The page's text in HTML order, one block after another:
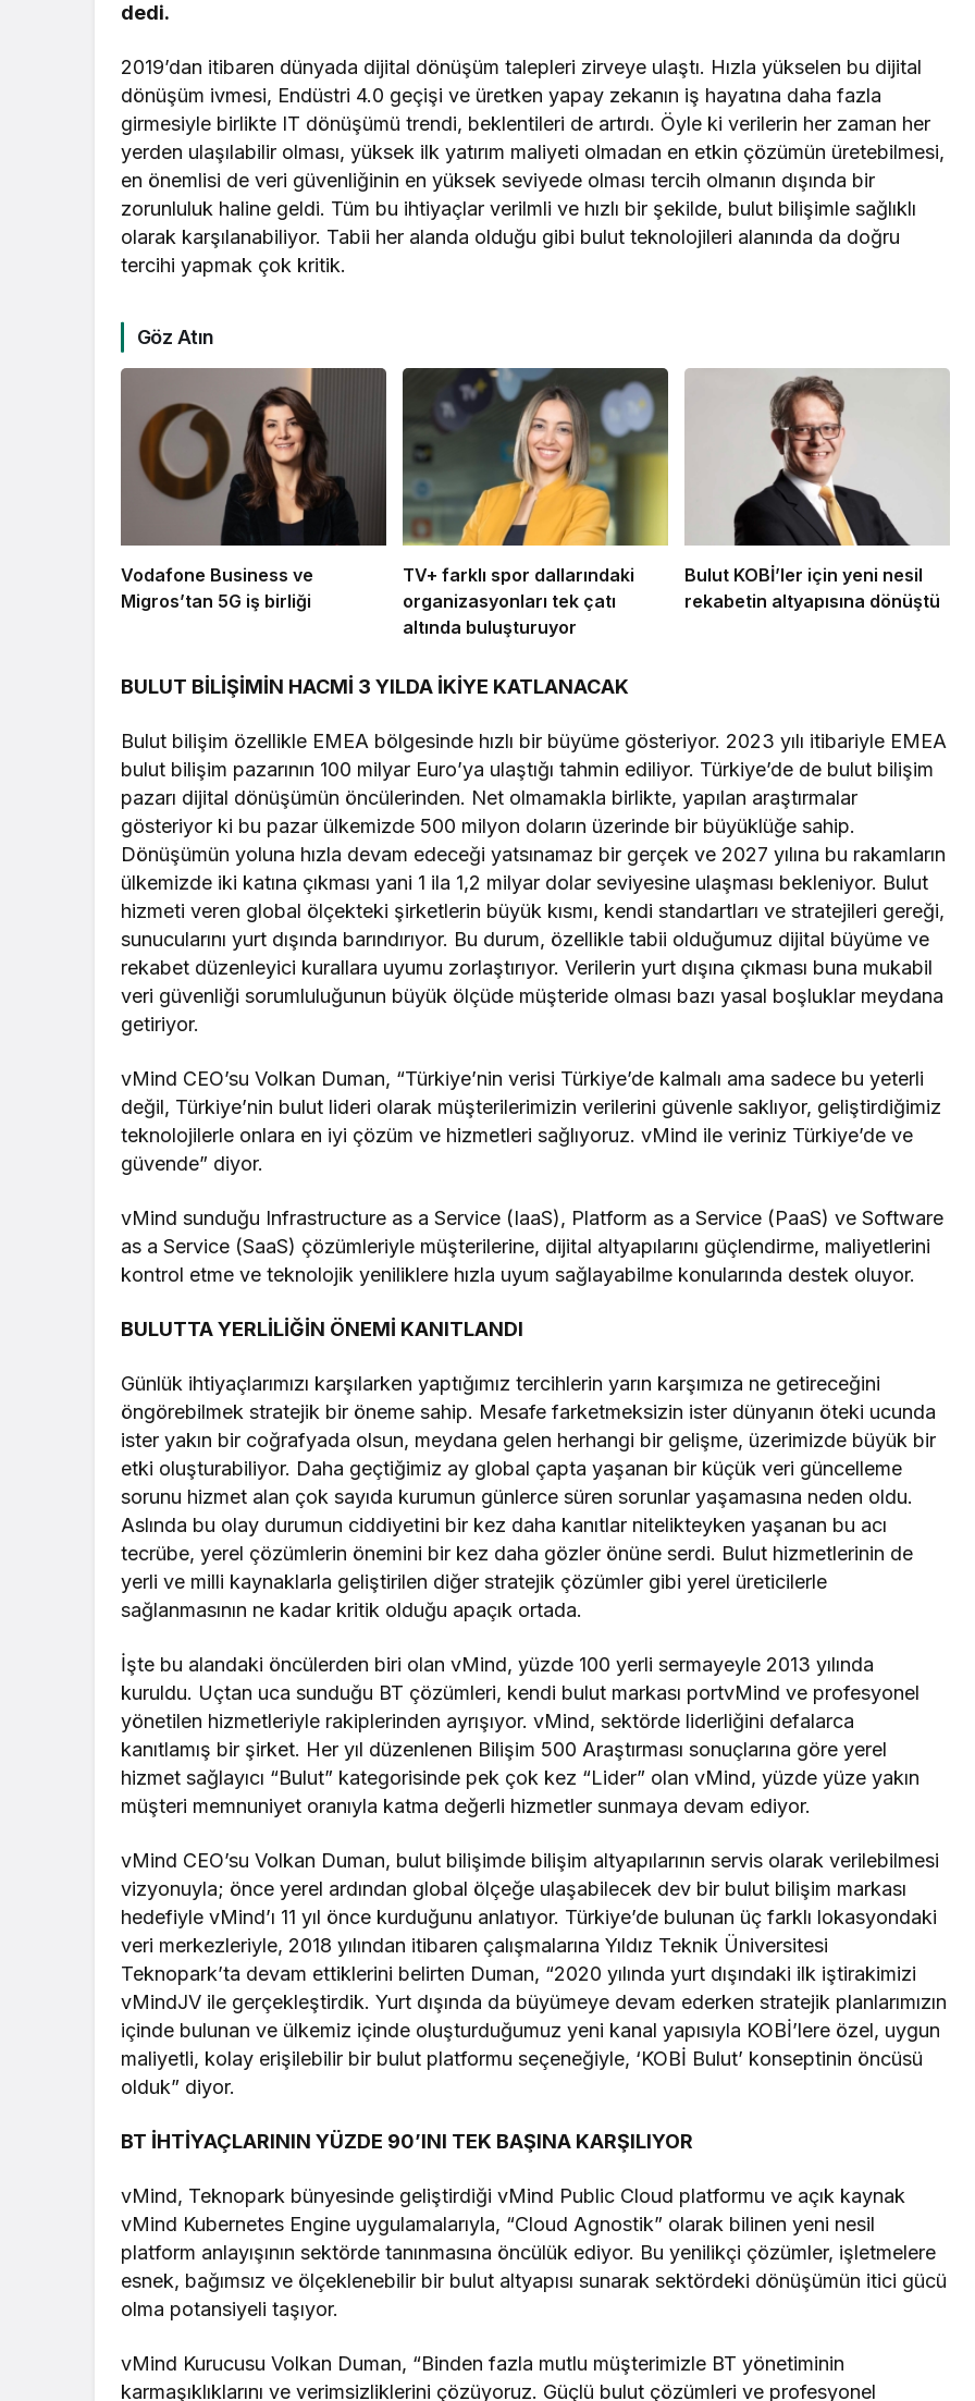
dedi.
2019’dan itibaren dünyada dijital dönüşüm talepleri zirveye ulaştı. Hızla yükselen bu dijital
dönüşüm ivmesi, Endüstri 4.0 geçişi ve üretken yapay zekanın iş hayatına daha fazla
girmesiyle birlikte IT dönüşümü trendi, beklentileri de artırdı. Öyle ki verilerin her zaman her
yerden ulaşılabilir olması, yüksek ilk yatırım maliyeti olmadan en etkin çözümün üretebilmesi,
en önemlisi de veri güvenliğinin en yüksek seviyede olması tercih olmanın dışında bir
zorunluluk haline geldi. Tüm bu ihtiyaçlar verilmli ve hızlı bir şekilde, bulut bilişimle sağlıklı
olarak karşılanabiliyor. Tabii her alanda olduğu gibi bulut teknolojileri alanında da doğru
tercihi yapmak çok kritik.
Göz Atın
Vodafone Business ve
Migros’tan 5G iş birliği
TV+ farklı spor dallarındaki
organizasyonları tek çatı
altında buluşturuyor
Bulut KOBİ’ler için yeni nesil
rekabetin altyapısına dönüştü
BULUT BİLİŞİMİN HACMİ 3 YILDA İKİYE KATLANACAK
Bulut bilişim özellikle EMEA bölgesinde hızlı bir büyüme gösteriyor. 2023 yılı itibariyle EMEA
bulut bilişim pazarının 100 milyar Euro’ya ulaştığı tahmin ediliyor. Türkiye’de de bulut bilişim
pazarı dijital dönüşümün öncülerinden. Net olmamakla birlikte, yapılan araştırmalar
gösteriyor ki bu pazar ülkemizde 500 milyon doların üzerinde bir büyüklüğe sahip.
Dönüşümün yoluna hızla devam edeceği yatsınamaz bir gerçek ve 2027 yılına bu rakamların
ülkemizde iki katına çıkması yani 1 ila 1,2 milyar dolar seviyesine ulaşması bekleniyor. Bulut
hizmeti veren global ölçekteki şirketlerin büyük kısmı, kendi standartları ve stratejileri gereği,
sunucularını yurt dışında barındırıyor. Bu durum, özellikle tabii olduğumuz dijital büyüme ve
rekabet düzenleyici kurallara uyumu zorlaştırıyor. Verilerin yurt dışına çıkması buna mukabil
veri güvenliği sorumluluğunun büyük ölçüde müşteride olması bazı yasal boşluklar meydana
getiriyor.
vMind CEO’su Volkan Duman, “Türkiye’nin verisi Türkiye’de kalmalı ama sadece bu yeterli
değil, Türkiye’nin bulut lideri olarak müşterilerimizin verilerini güvenle saklıyor, geliştirdiğimiz
teknolojilerle onlara en iyi çözüm ve hizmetleri sağlıyoruz. vMind ile veriniz Türkiye’de ve
güvende” diyor.
vMind sunduğu Infrastructure as a Service (IaaS), Platform as a Service (PaaS) ve Software
as a Service (SaaS) çözümleriyle müşterilerine, dijital altyapılarını güçlendirme, maliyetlerini
kontrol etme ve teknolojik yeniliklere hızla uyum sağlayabilme konularında destek oluyor.
BULUTTA YERLİLİĞİN ÖNEMİ KANITLANDI
Günlük ihtiyaçlarımızı karşılarken yaptığımız tercihlerin yarın karşımıza ne getireceğini
öngörebilmek stratejik bir öneme sahip. Mesafe farketmeksizin ister dünyanın öteki ucunda
ister yakın bir coğrafyada olsun, meydana gelen herhangi bir gelişme, üzerimizde büyük bir
etki oluşturabiliyor. Daha geçtiğimiz ay global çapta yaşanan bir küçük veri güncelleme
sorunu hizmet alan çok sayıda kurumun günlerce süren sorunlar yaşamasına neden oldu.
Aslında bu olay durumun ciddiyetini bir kez daha kanıtlar nitelikteyken yaşanan bu acı
tecrübe, yerel çözümlerin önemini bir kez daha gözler önüne serdi. Bulut hizmetlerinin de
yerli ve milli kaynaklarla geliştirilen diğer stratejik çözümler gibi yerel üreticilerle
sağlanmasının ne kadar kritik olduğu apaçık ortada.
İşte bu alandaki öncülerden biri olan vMind, yüzde 100 yerli sermayeyle 2013 yılında
kuruldu. Uçtan uca sunduğu BT çözümleri, kendi bulut markası portvMind ve profesyonel
yönetilen hizmetleriyle rakiplerinden ayrışıyor. vMind, sektörde liderliğini defalarca
kanıtlamış bir şirket. Her yıl düzenlenen Bilişim 500 Araştırması sonuçlarına göre yerel
hizmet sağlayıcı “Bulut” kategorisinde pek çok kez “Lider” olan vMind, yüzde yüze yakın
müşteri memnuniyet oranıyla katma değerli hizmetler sunmaya devam ediyor.
vMind CEO’su Volkan Duman, bulut bilişimde bilişim altyapılarının servis olarak verilebilmesi
vizyonuyla; önce yerel ardından global ölçeğe ulaşabilecek dev bir bulut bilişim markası
hedefiyle vMind’ı 11 yıl önce kurduğunu anlatıyor. Türkiye’de bulunan üç farklı lokasyondaki
veri merkezleriyle, 2018 yılından itibaren çalışmalarına Yıldız Teknik Üniversitesi
Teknopark’ta devam ettiklerini belirten Duman, “2020 yılında yurt dışındaki ilk iştirakimizi
vMindJV ile gerçekleştirdik. Yurt dışında da büyümeye devam ederken stratejik planlarımızın
içinde bulunan ve ülkemiz içinde oluşturduğumuz yeni kanal yapısıyla KOBİ’lere özel, uygun
maliyetli, kolay erişilebilir bir bulut platformu seçeneğiyle, ‘KOBİ Bulut’ konseptinin öncüsü
olduk” diyor.
BT İHTİYAÇLARININ YÜZDE 90’INI TEK BAŞINA KARŞILIYOR
vMind, Teknopark bünyesinde geliştirdiği vMind Public Cloud platformu ve açık kaynak
vMind Kubernetes Engine uygulamalarıyla, “Cloud Agnostik” olarak bilinen yeni nesil
platform anlayışının sektörde tanınmasına öncülük ediyor. Bu yenilikçi çözümler, işletmelere
esnek, bağımsız ve ölçeklenebilir bir bulut altyapısı sunarak sektördeki dönüşümün itici gücü
olma potansiyeli taşıyor.
vMind Kurucusu Volkan Duman, “Binden fazla mutlu müşterimizle BT yönetiminin
karmaşıklıklarını ve verimsizliklerini çözüyoruz. Güçlü bulut çözümleri ve profesyonel